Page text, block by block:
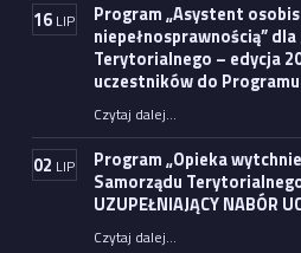
16 LIP
Program „Asystent
niepełnosprawnością”
Terytorialnego – edycja
uczestników do
Czytaj dalej“Program „Asystent osobisty osoby z niepełnosprawnością” dla Jednostek Samorządu Terytorialnego – edycja 2026 – uzupełniający nabór uczestników do Programu.”
…
02 LIP
Program „Opieka
Samorządu
UZUPEŁNIAJĄCY NABÓR
Czytaj dalej“Program „Opieka wytchnieniowa” dla Jednostek Samorządu Terytorialnego – edycja 2026 UZUPEŁNIAJĄCY NABÓR UCZESTNIKÓW”
…